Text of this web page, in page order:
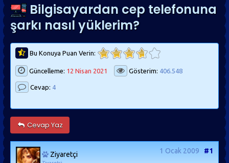
Bilgisayardan cep telefonuna
şarkı nasıl yüklerim?
Bu Konuya Puan Verin:
Güncelleme: 12 Nisan 2021 Gösterim: 406.548
Cevap: 4
Cevap Yaz
Ziyaretçi 1 Ocak 2009 #1